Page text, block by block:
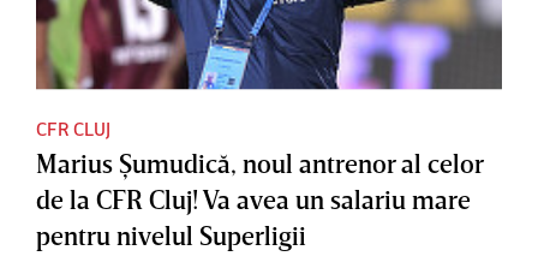
CFR CLUJ
Marius Şumudică, noul antrenor al celor
de la CFR Cluj! Va avea un salariu mare
pentru nivelul Superligii